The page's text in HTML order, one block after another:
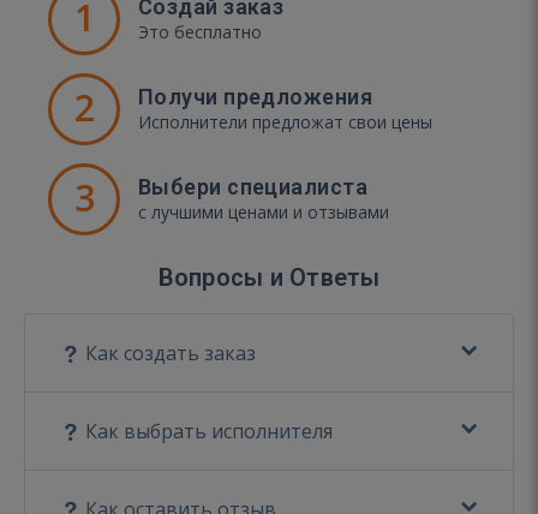
1 Создай заказ
Это бесплатно
2 Получи предложения
Исполнители предложат свои цены
3 Выбери специалиста
с лучшими ценами и отзывами
Вопросы и Ответы
Как создать заказ
Как выбрать исполнителя
Как оставить отзыв